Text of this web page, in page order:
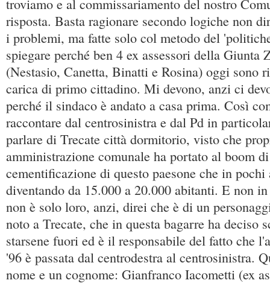
troviamo e al commissariamento del nostro
risposta. Basta ragionare secondo logiche non
i problemi, ma fatte solo col metodo del
spiegare perché ben 4 ex assessori della Giunta
(Nestasio, Canetta, Binatti e Rosina) oggi sono
carica di primo cittadino. Mi devono, anzi ci
perché il sindaco è andato a casa prima. Così
raccontare dal centrosinistra e dal Pd in
parlare di Trecate città dormitorio, visto che
amministrazione comunale ha portato al boom
cementificazione di questo paesone che in
diventando da 15.000 a 20.000 abitanti. E non
non è solo loro, anzi, direi che è di un
noto a Trecate, che in questa bagarre ha deciso
starsene fuori ed è il responsabile del fatto che
'96 è passata dal centrodestra al centrosinistra.
nome e un cognome: Gianfranco Iacometti (ex